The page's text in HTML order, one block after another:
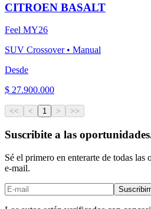
CITROEN BASALT
Feel MY26
SUV Crossover• Manual
Desde
$ 27.900.000
<< < 1 > >>
Suscribite a las oportunidades
Sé el primero en enterarte de todas las
e-mail.